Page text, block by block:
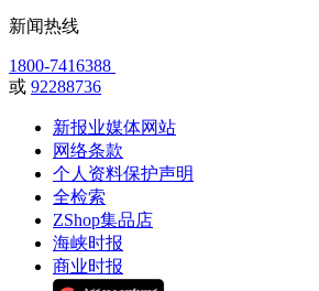
新闻热线
1800-7416388
或 92288736
新报业媒体网站
网络条款
个人资料保护声明
全检索
ZShop集品店
海峡时报
商业时报